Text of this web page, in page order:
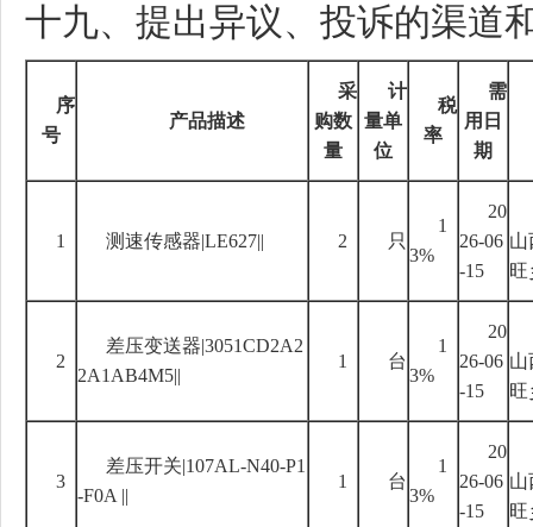
十九、提出异议、投诉的渠道
序
号
产品描述
采
购数
量
计
量单
位
税
率
需
用日
期
1 测速传感器|LE627|| 2 只
1
3%
20
26-06
-15
山
旺
2
差压变送器|3051CD2A2
2A1AB4M5||
1 台
1
3%
20
26-06
-15
山
旺
3
差压开关|107AL-N40-P1
-F0A ||
1 台
1
3%
20
26-06
-15
山
旺